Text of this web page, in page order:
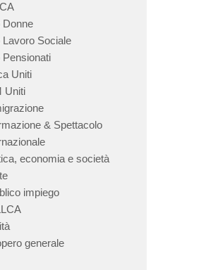
Donne
Lavoro Sociale
Pensionati
Uniti
Uniti
& Spettacolo
economia e società
impiego
generale